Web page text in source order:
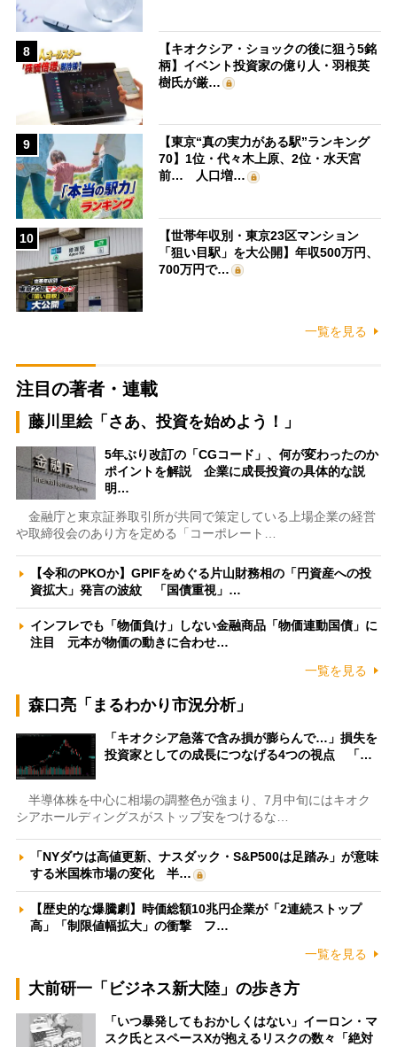
8
【キオクシア・ショックの後に狙う5銘
柄】イベント投資家の億り人・羽根英
樹氏が厳…
9
【東京“真の実力がある駅”ランキング
70】1位・代々木上原、2位・水天宮
前… 人口増…
10
【世帯年収別・東京23区マンション
「狙い目駅」を大公開】年収500万円、
700万円で…
一覧を見る
注目の著者・連載
藤川里絵「さあ、投資を始めよう！」
5年ぶり改訂の「CGコード」、何が変わったのか
ポイントを解説 企業に成長投資の具体的な説
明…
金融庁と東京証券取引所が共同で策定している上場企業の経営
や取締役会のあり方を定める「コーポレート…
【令和のPKOか】GPIFをめぐる片山財務相の「円資産への投
資拡大」発言の波紋 「国債重視」…
インフレでも「物価負け」しない金融商品「物価連動国債」に
注目 元本が物価の動きに合わせ…
一覧を見る
森口亮「まるわかり市況分析」
「キオクシア急落で含み損が膨らんで…」損失を
投資家としての成長につなげる4つの視点 「…
半導体株を中心に相場の調整色が強まり、7月中旬にはキオク
シアホールディングスがストップ安をつけるな…
「NYダウは高値更新、ナスダック・S&P500は足踏み」が意味
する米国株市場の変化 半…
【歴史的な爆騰劇】時価総額10兆円企業が「2連続ストップ
高」「制限値幅拡大」の衝撃 フ…
一覧を見る
大前研一「ビジネス新大陸」の歩き方
「いつ暴発してもおかしくはない」イーロン・マ
スク氏とスペースXが抱えるリスクの数々「絶対